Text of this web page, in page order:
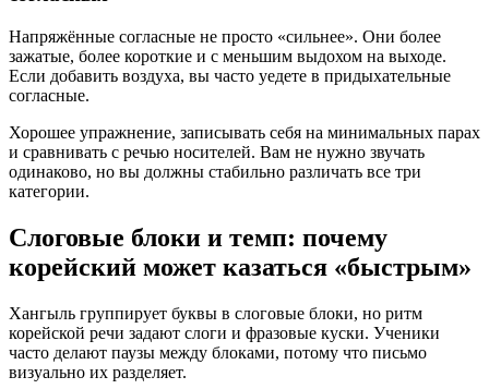
Напряжённые согласные не просто «сильнее». Они более
зажатые, более короткие и с меньшим выдохом на выходе.
Если добавить воздуха, вы часто уедете в придыхательные
согласные.
Хорошее упражнение, записывать себя на минимальных парах
и сравнивать с речью носителей. Вам не нужно звучать
одинаково, но вы должны стабильно различать все три
категории.
Слоговые блоки и темп: почему
корейский может казаться «быстрым»
Хангыль группирует буквы в слоговые блоки, но ритм
корейской речи задают слоги и фразовые куски. Ученики
часто делают паузы между блоками, потому что письмо
визуально их разделяет.